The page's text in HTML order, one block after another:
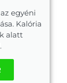
egyéni
Kalória
alatt